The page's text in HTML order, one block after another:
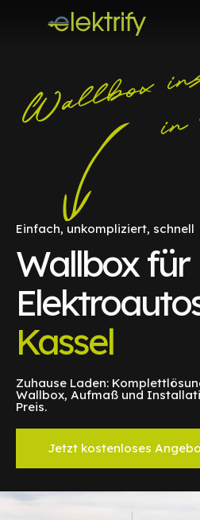
Einfach, unkompliziert, schnell
Wallbox für
Kassel
Zuhause Laden:
Wallbox, Aufmaß und
Preis.
Jetzt kostenloses